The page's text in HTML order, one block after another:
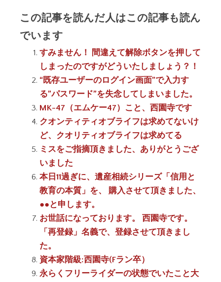
この記事を読んだ人はこの記事も読ん
でいます
すみません！ 間違えて解除ボタンを押して
しまったのですがどういたしましょう？！
“既存ユーザーのログイン画面”で入力す
る”パスワード”を失念してしまいました。
MK-47（エムケー47）こと、西園寺です
クオンティティオブライフは求めてないけ
ど、クオリティオブライフは求めてる
ミスをご指摘頂きました、ありがとうござ
いました
本日11過ぎに、遺産相続シリーズ「信用と
教育の本質」を、 購入させて頂きました、
●●と申します。
お世話になっております。 西園寺です。
「再登録」名義で、登録させて頂きまし
た。
資本家階級:西園寺(Fラン卒）
永らくフリーライダーの状態でいたこと大